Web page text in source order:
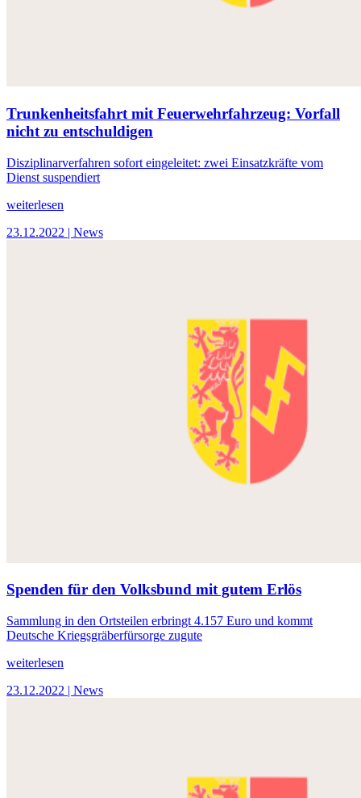
Trunkenheitsfahrt mit Feuerwehrfahrzeug: Vorfall
nicht zu entschuldigen
Disziplinarverfahren sofort eingeleitet: zwei Einsatzkräfte vom
Dienst suspendiert
weiterlesen
23.12.2022 | News
Spenden für den Volksbund mit gutem Erlös
Sammlung in den Ortsteilen erbringt 4.157 Euro und kommt
Deutsche Kriegsgräberfürsorge zugute
weiterlesen
23.12.2022 | News